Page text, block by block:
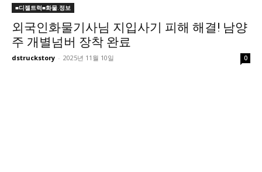
■디젤트럭■화물.정보
외국인화물기사님 지입사기 피해 해결! 남양
주 개별넘버 장착 완료
dstruckstory - 2025년 11월 10일 0